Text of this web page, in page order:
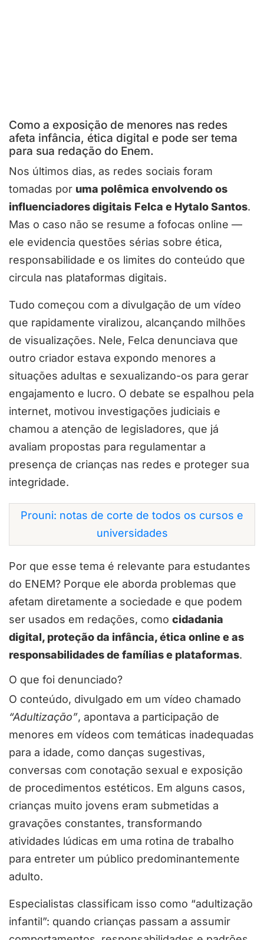
Como a exposição de menores nas redes
afeta infância, ética digital e pode ser tema
para sua redação do Enem.
Nos últimos dias, as redes sociais foram
tomadas por uma polêmica envolvendo os
influenciadores digitais Felca e Hytalo Santos.
Mas o caso não se resume a fofocas online —
ele evidencia questões sérias sobre ética,
responsabilidade e os limites do conteúdo que
circula nas plataformas digitais.
Tudo começou com a divulgação de um vídeo
que rapidamente viralizou, alcançando milhões
de visualizações. Nele, Felca denunciava que
outro criador estava expondo menores a
situações adultas e sexualizando-os para gerar
engajamento e lucro. O debate se espalhou pela
internet, motivou investigações judiciais e
chamou a atenção de legisladores, que já
avaliam propostas para regulamentar a
presença de crianças nas redes e proteger sua
integridade.
Prouni: notas de corte de todos os cursos e
universidades
Por que esse tema é relevante para estudantes
do ENEM? Porque ele aborda problemas que
afetam diretamente a sociedade e que podem
ser usados em redações, como cidadania
digital, proteção da infância, ética online e as
responsabilidades de famílias e plataformas.
O que foi denunciado?
O conteúdo, divulgado em um vídeo chamado
“Adultização”, apontava a participação de
menores em vídeos com temáticas inadequadas
para a idade, como danças sugestivas,
conversas com conotação sexual e exposição
de procedimentos estéticos. Em alguns casos,
crianças muito jovens eram submetidas a
gravações constantes, transformando
atividades lúdicas em uma rotina de trabalho
para entreter um público predominantemente
adulto.
Especialistas classificam isso como “adultização
infantil”: quando crianças passam a assumir